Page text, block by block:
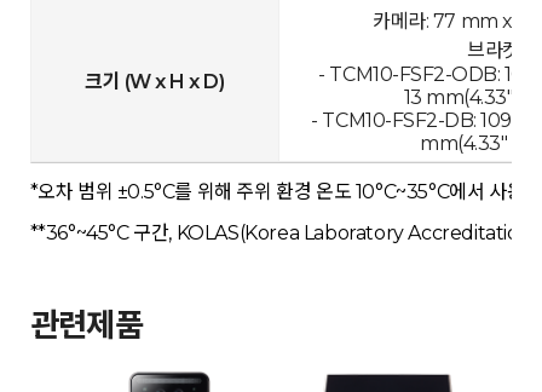
크기 (W x H x D)
카메라: 77 mm x
브라켓
- TCM10-FSF2-ODB:
13 mm(4.33" x
- TCM10-FSF2-DB:
mm(4.33" x
*오차 범위 ±0.5°C를 위해 주위 환경 온도 10°C~35°C에서 사용
**36°~45°C 구간, KOLAS(Korea Laboratory Accreditation
관련제품